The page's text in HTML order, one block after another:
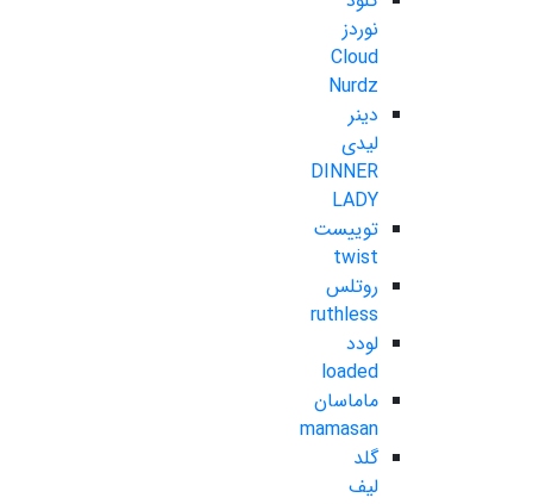
نوردز
Cloud
Nurdz
دینر
لیدی
DINNER
LADY
توییست
twist
روتلس
ruthless
لودد
loaded
ماماسان
mamasan
گلد
لیف